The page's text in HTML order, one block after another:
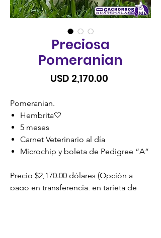
Preciosa
Pomeranian
USD 2,170.00
Pomeranian.
Hembrita🤍
5 meses
Carnet Veterinario al día
Microchip y boleta de Pedigree “A”
Precio $2,170.00 dólares (Opción a
pago en transferencia, en tarjeta de